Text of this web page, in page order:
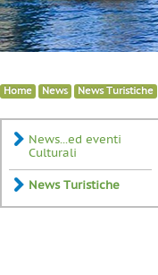
Home» News» News Turistiche»
News...ed eventi
Culturali
News Turistiche